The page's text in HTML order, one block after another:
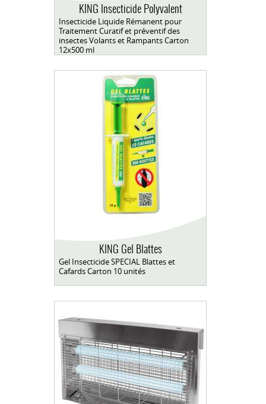
KING Insecticide Polyvalent
Insecticide Liquide Rémanent pour
Traitement Curatif et préventif des
insectes Volants et Rampants Carton
12x500 ml
KING Gel Blattes
Gel Insecticide SPECIAL Blattes et
Cafards Carton 10 unités